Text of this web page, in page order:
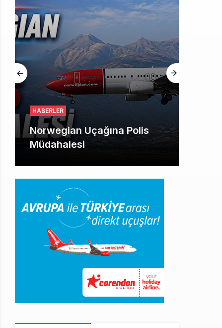
HABERLER
Norwegian Uçağına Polis
Müdahalesi